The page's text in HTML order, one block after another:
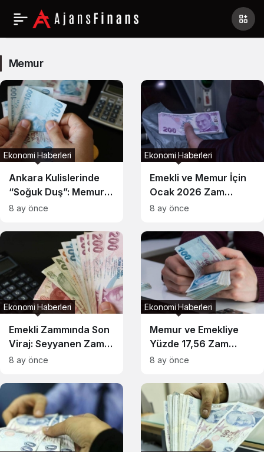
Memur
Haberleri
Memur
Ankara Kulislerinde
“Soğuk Duş”: Memur
ve Emekli İçin Ek Zam
Ekonomi Haberleri
8 ay önce
Emekli ve Memur İçin
Ocak 2026 Zam
Tablosu Netleşti:
Sadece Enflasyon
Farkı
Ekonomi Haberleri
8 ay önce
Emekli Zammında Son
Viraj: Seyyanen Zam
Masada
Ekonomi Haberleri
8 ay önce
Memur ve Emekliye
Yüzde 17,56 Zam
Göründü
Ekonomi Haberleri
8 ay önce